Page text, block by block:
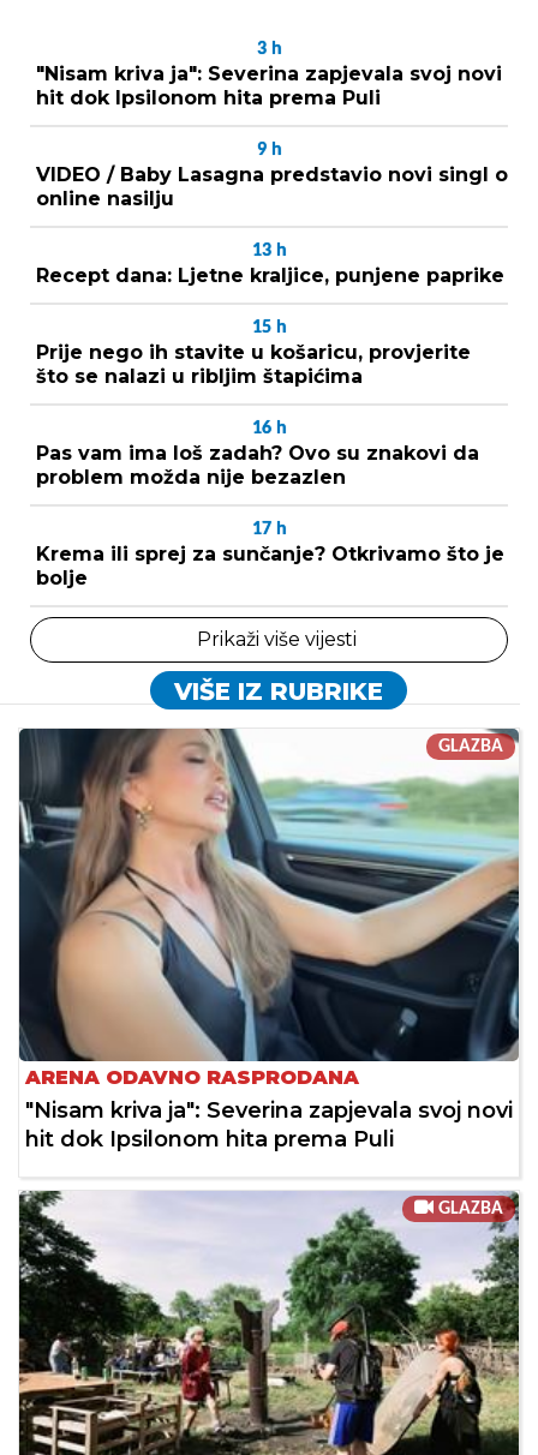
3 h
"Nisam kriva ja": Severina zapjevala svoj novi
hit dok Ipsilonom hita prema Puli
9 h
VIDEO / Baby Lasagna predstavio novi singl o
online nasilju
13 h
Recept dana: Ljetne kraljice, punjene paprike
15 h
Prije nego ih stavite u košaricu, provjerite
što se nalazi u ribljim štapićima
16 h
Pas vam ima loš zadah? Ovo su znakovi da
problem možda nije bezazlen
17 h
Krema ili sprej za sunčanje? Otkrivamo što je
bolje
Prikaži više vijesti
VIŠE IZ RUBRIKE
GLAZBA
ARENA ODAVNO RASPRODANA
"Nisam kriva ja": Severina zapjevala svoj novi
hit dok Ipsilonom hita prema Puli
GLAZBA